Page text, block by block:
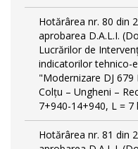
Hotărârea nr. 80 din
aprobarea D.A.L.I.
Lucrărilor de
indicatorilor tehnico-
"Modernizare DJ
Colțu – Ungheni –
7+940-14+940, L =
Hotărârea nr. 81 din